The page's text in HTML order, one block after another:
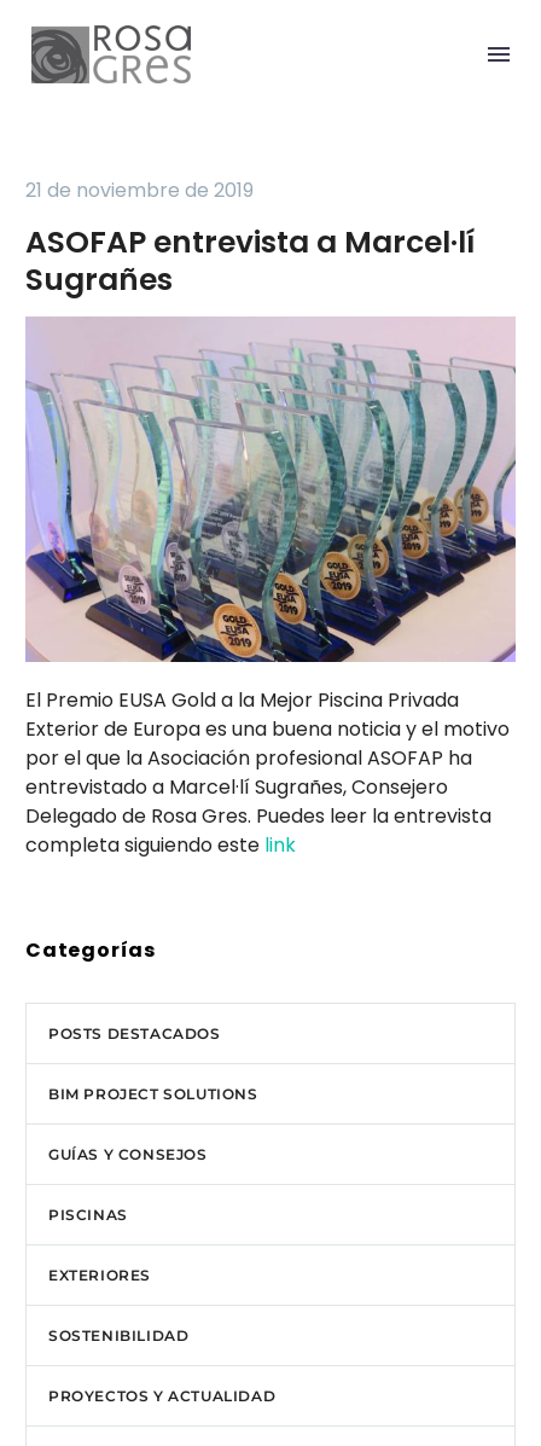
21 de noviembre de 2019
ASOFAP entrevista a Marcel·lí
Sugrañes
El Premio EUSA Gold a la Mejor Piscina Privada
Exterior de Europa es una buena noticia y el motivo
por el que la Asociación profesional ASOFAP ha
entrevistado a Marcel·lí Sugrañes, Consejero
Delegado de Rosa Gres. Puedes leer la entrevista
completa siguiendo este link
Categorías
POSTS DESTACADOS
BIM PROJECT SOLUTIONS
GUÍAS Y CONSEJOS
PISCINAS
EXTERIORES
SOSTENIBILIDAD
PROYECTOS Y ACTUALIDAD